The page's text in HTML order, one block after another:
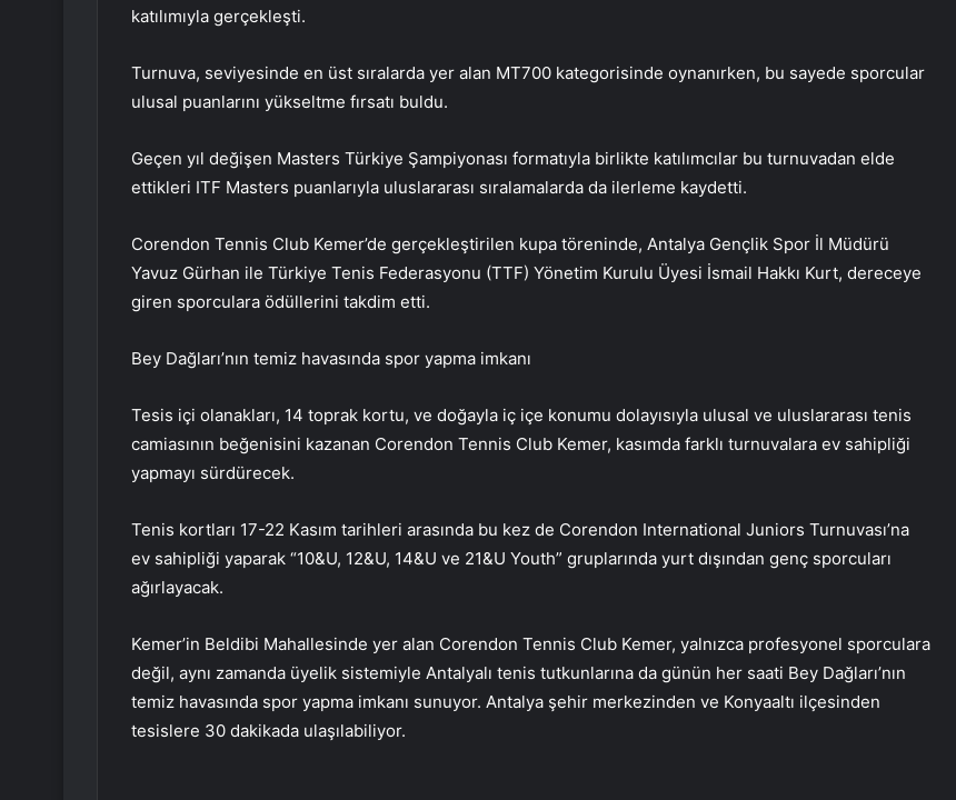
katılımıyla gerçekleşti.
Turnuva, seviyesinde en üst sıralarda yer alan MT700 kategorisinde oynanırken, bu sayede sporcular
ulusal puanlarını yükseltme fırsatı buldu.
Geçen yıl değişen Masters Türkiye Şampiyonası formatıyla birlikte katılımcılar bu turnuvadan elde
ettikleri ITF Masters puanlarıyla uluslararası sıralamalarda da ilerleme kaydetti.
Corendon Tennis Club Kemer’de gerçekleştirilen kupa töreninde, Antalya Gençlik Spor İl Müdürü
Yavuz Gürhan ile Türkiye Tenis Federasyonu (TTF) Yönetim Kurulu Üyesi İsmail Hakkı Kurt, dereceye
giren sporculara ödüllerini takdim etti.
Bey Dağları’nın temiz havasında spor yapma imkanı
Tesis içi olanakları, 14 toprak kortu, ve doğayla iç içe konumu dolayısıyla ulusal ve uluslararası tenis
camiasının beğenisini kazanan Corendon Tennis Club Kemer, kasımda farklı turnuvalara ev sahipliği
yapmayı sürdürecek.
Tenis kortları 17-22 Kasım tarihleri arasında bu kez de Corendon International Juniors Turnuvası’na
ev sahipliği yaparak “10&U, 12&U, 14&U ve 21&U Youth” gruplarında yurt dışından genç sporcuları
ağırlayacak.
Kemer’in Beldibi Mahallesinde yer alan Corendon Tennis Club Kemer, yalnızca profesyonel sporculara
değil, aynı zamanda üyelik sistemiyle Antalyalı tenis tutkunlarına da günün her saati Bey Dağları’nın
temiz havasında spor yapma imkanı sunuyor. Antalya şehir merkezinden ve Konyaaltı ilçesinden
tesislere 30 dakikada ulaşılabiliyor.